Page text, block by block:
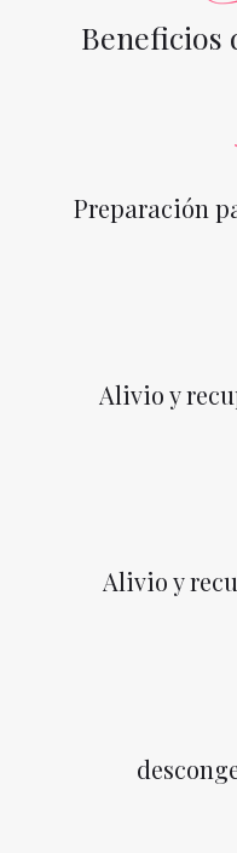
Beneficios
Preparación
Alivio y
Alivio y